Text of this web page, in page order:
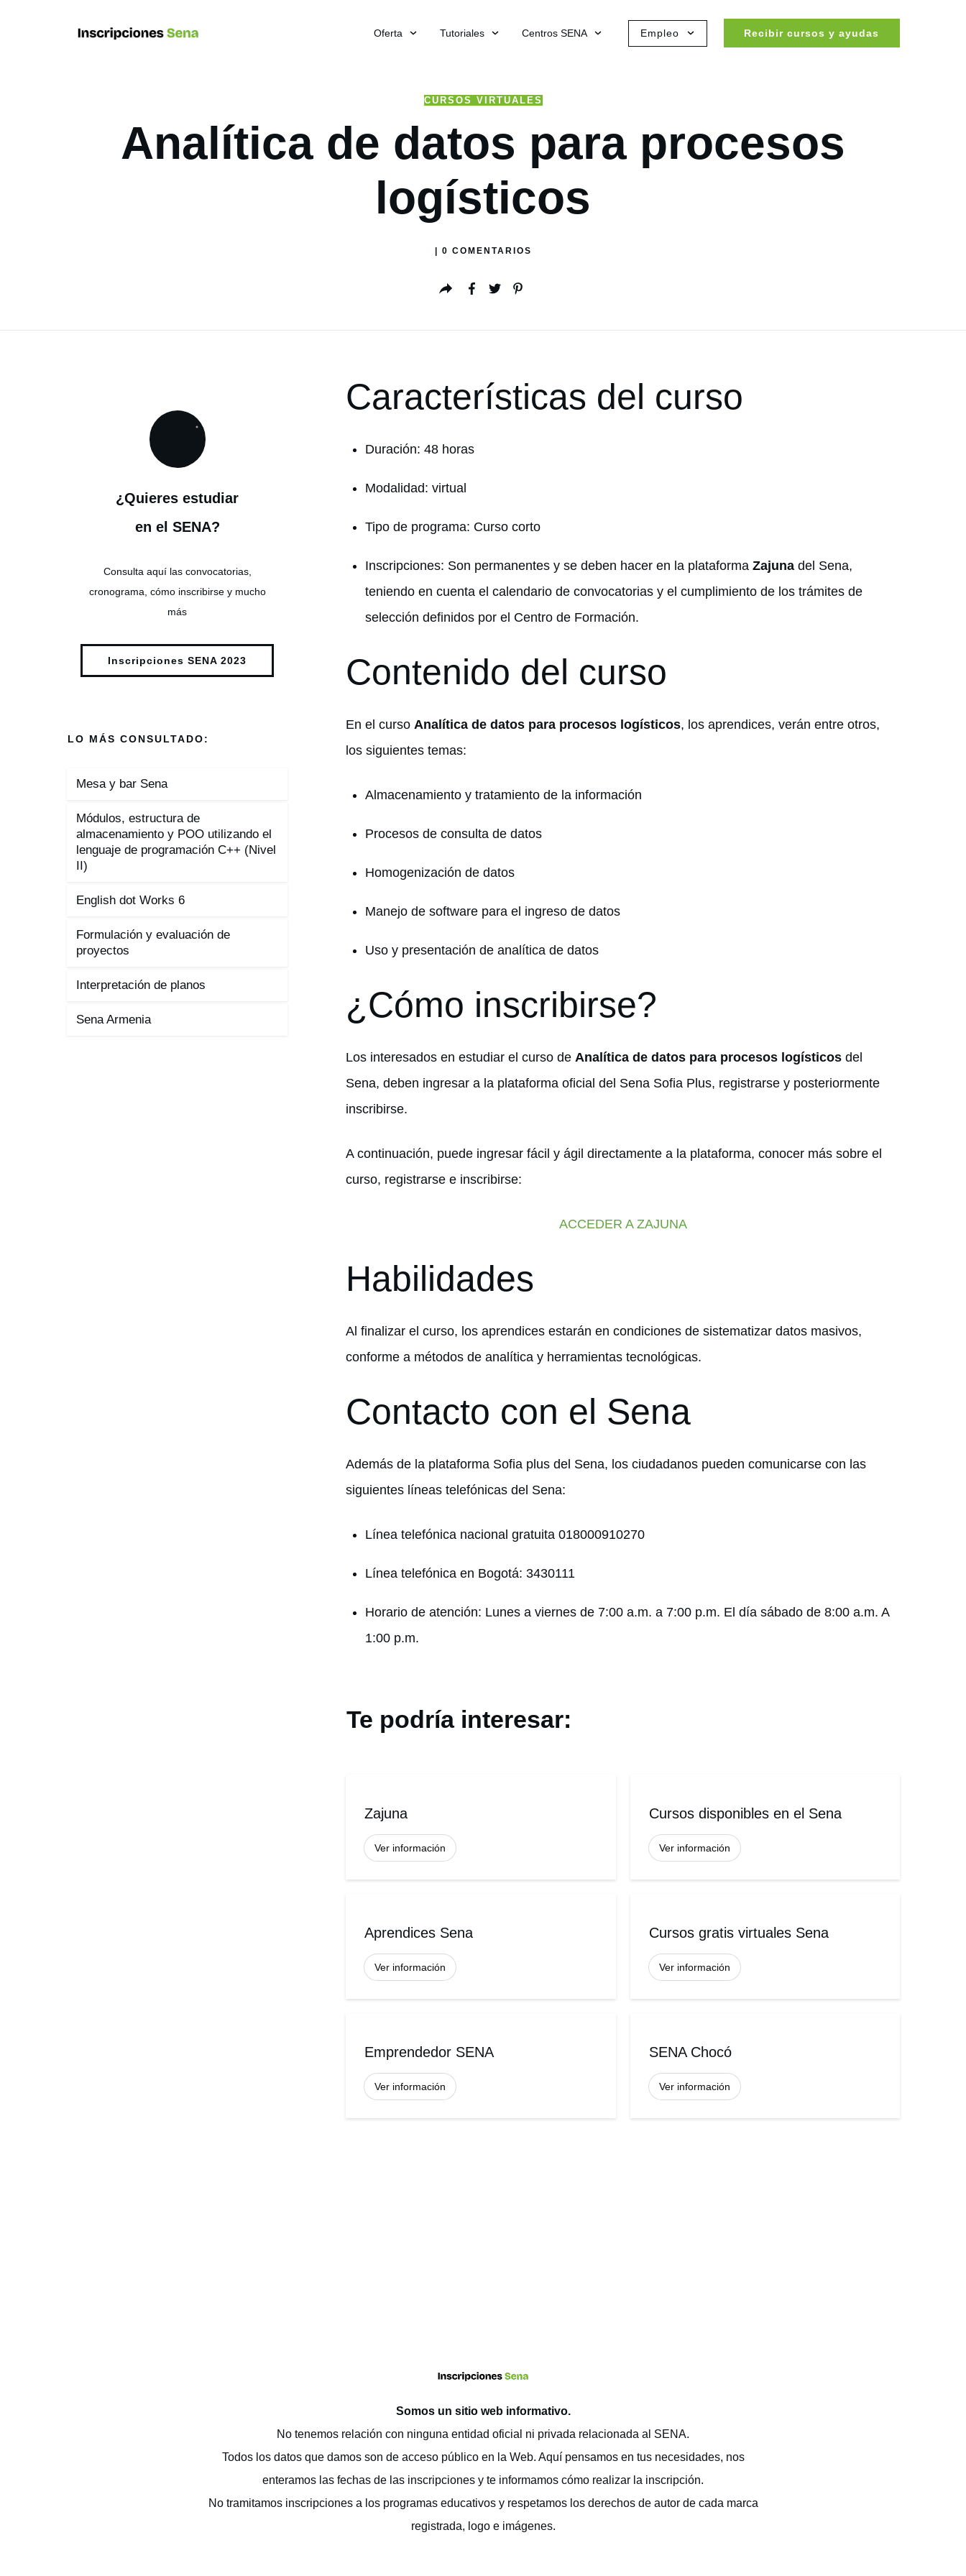
Oferta Tutoriales Centros SENA Empleo Recibir cursos y ayudas
CURSOS VIRTUALES
Analítica de datos para procesos
logísticos
0 COMENTARIOS
Características del curso
Duración: 48 horas
Modalidad: virtual
Tipo de programa: Curso corto
Inscripciones: Son permanentes y se deben hacer en la plataformaZajuna del Sena,
teniendo en cuenta el calendario de convocatorias y el cumplimiento de los trámites de
selección definidos por el Centro de Formación.
Contenido del curso
En el cursoAnalítica de datos para procesos logísticos, los aprendices, verán entre otros,
los siguientes temas:
Almacenamiento y tratamiento de la información
Procesos de consulta de datos
Homogenización de datos
Manejo de software para el ingreso de datos
Uso y presentación de analítica de datos
¿Cómo inscribirse?
Los interesados en estudiar el curso deAnalítica de datos para procesos logísticos del
Sena, deben ingresar a la plataforma oficial del Sena Sofia Plus, registrarse y posteriormente
inscribirse.
A continuación, puede ingresar fácil y ágil directamente a la plataforma, conocer más sobre el
curso, registrarse e inscribirse:
ACCEDER A ZAJUNA
Habilidades
Al finalizar el curso, los aprendices estarán en condiciones de sistematizar datos masivos,
conforme a métodos de analítica y herramientas tecnológicas.
Contacto con el Sena
Además de la plataforma Sofia plus del Sena, los ciudadanos pueden comunicarse con las
siguientes líneas telefónicas del Sena:
Línea telefónica nacional gratuita 018000910270
Línea telefónica en Bogotá: 3430111
Horario de atención: Lunes a viernes de 7:00 a.m. a 7:00 p.m. El día sábado de 8:00 a.m. A
1:00 p.m.
Te podría interesar:
Zajuna
Ver información
Cursos disponibles en el Sena
Ver información
Aprendices Sena
Ver información
Cursos gratis virtuales Sena
Ver información
Emprendedor SENA
Ver información
SENA Chocó
Ver información
¿Quieres estudiar
en el SENA?
Consulta aquí las convocatorias,
cronograma, cómo inscribirse y mucho
más
Inscripciones SENA 2023
LO MÁS CONSULTADO:
Mesa y bar Sena
Módulos, estructura de
almacenamiento y POO utilizando el
lenguaje de programación C++ (Nivel
II)
English dot Works 6
Formulación y evaluación de
proyectos
Interpretación de planos
Sena Armenia
Somos un sitio web informativo.
No tenemos relación con ninguna entidad oficial ni privada relacionada al SENA.
Todos los datos que damos son de acceso público en la Web. Aquí pensamos en tus necesidades, nos
enteramos las fechas de las inscripciones y te informamos cómo realizar la inscripción.
No tramitamos inscripciones a los programas educativos y respetamos los derechos de autor de cada marca
registrada, logo e imágenes.